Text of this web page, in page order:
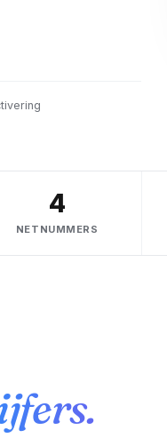
4
NETNUMMERS